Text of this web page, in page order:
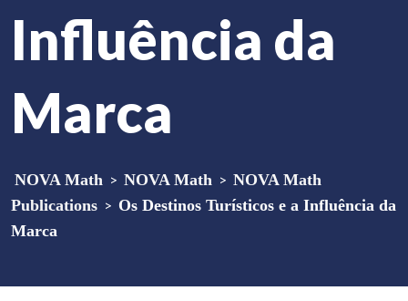
Influência da
Marca
NOVA Math > NOVA Math > NOVA Math
Publications > Os Destinos Turísticos e a Influência da
Marca